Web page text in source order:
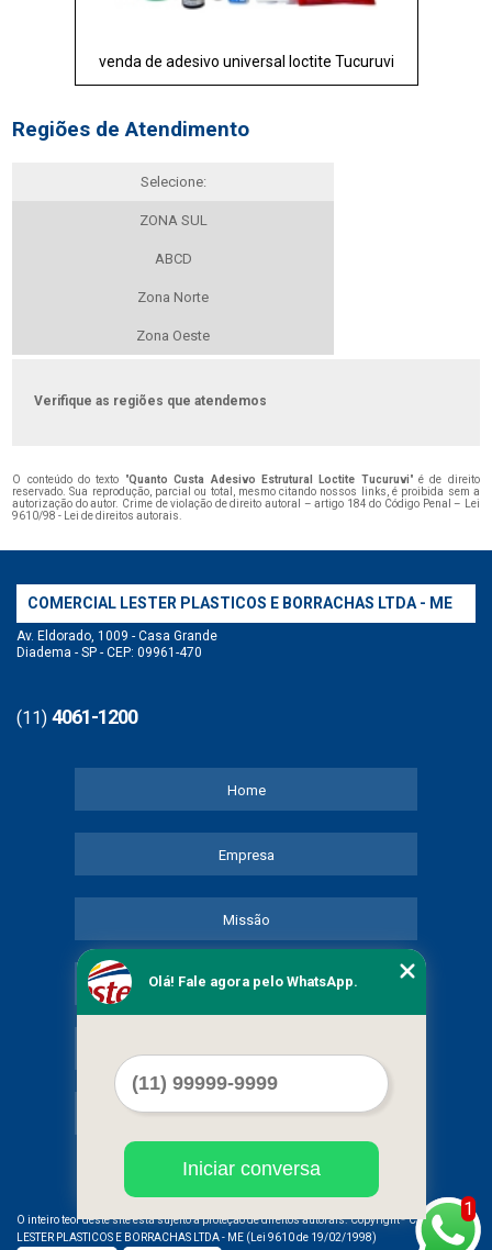
venda de adesivo universal loctite Tucuruvi
Regiões de Atendimento
Selecione:
ZONA SUL
ABCD
Zona Norte
Zona Oeste
Verifique as regiões que atendemos
O conteúdo do texto "Quanto Custa Adesivo Estrutural Loctite Tucuruvi" é de direito
reservado. Sua reprodução, parcial ou total, mesmo citando nossos links, é proibida sem a
autorização do autor. Crime de violação de direito autoral – artigo 184 do Código Penal – Lei
9610/98 - Lei de direitos autorais.
COMERCIAL LESTER PLASTICOS E BORRACHAS LTDA - ME
Av. Eldorado, 1009 - Casa Grande
Diadema - SP - CEP: 09961-470
(11) 4061-1200
Home
Empresa
Missão
Serviços
Mapa do site
O inteiro teor deste site está sujeito à proteção de direitos autorais. Copyright COMERCIAL
LESTER PLASTICOS E BORRACHAS LTDA - ME (Lei 9610 de 19/02/1998)
1
Olá! Fale agora pelo WhatsApp.
Iniciar conversa